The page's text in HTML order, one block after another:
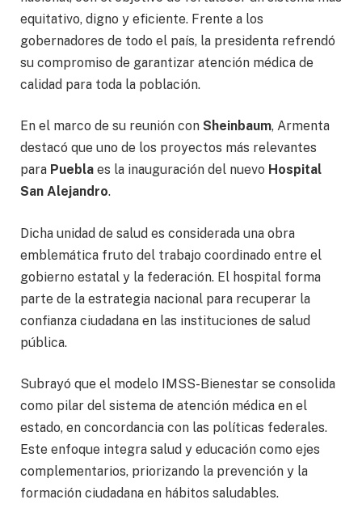
equitativo, digno y eficiente. Frente a los
gobernadores de todo el país, la presidenta refrendó
su compromiso de garantizar atención médica de
calidad para toda la población.
En el marco de su reunión con Sheinbaum, Armenta
destacó que uno de los proyectos más relevantes
para Puebla es la inauguración del nuevo Hospital
San Alejandro.
Dicha unidad de salud es considerada una obra
emblemática fruto del trabajo coordinado entre el
gobierno estatal y la federación. El hospital forma
parte de la estrategia nacional para recuperar la
confianza ciudadana en las instituciones de salud
pública.
Subrayó que el modelo IMSS-Bienestar se consolida
como pilar del sistema de atención médica en el
estado, en concordancia con las políticas federales.
Este enfoque integra salud y educación como ejes
complementarios, priorizando la prevención y la
formación ciudadana en hábitos saludables.